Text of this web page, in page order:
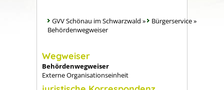
GVV Schönau im Schwarzwald » Bürgerservice»
Behördenwegweiser
Wegweiser
Behördenwegweiser
Externe Organisationseinheit